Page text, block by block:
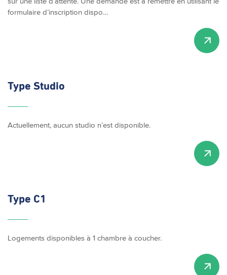
formulaire d’inscription dispo…
Type Studio
Actuellement, aucun studio n’est disponible.
Type C1
Logements disponibles à 1 chambre à coucher.